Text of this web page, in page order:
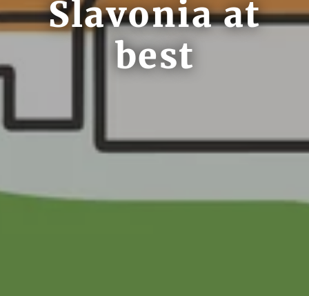
Slavonia at
best